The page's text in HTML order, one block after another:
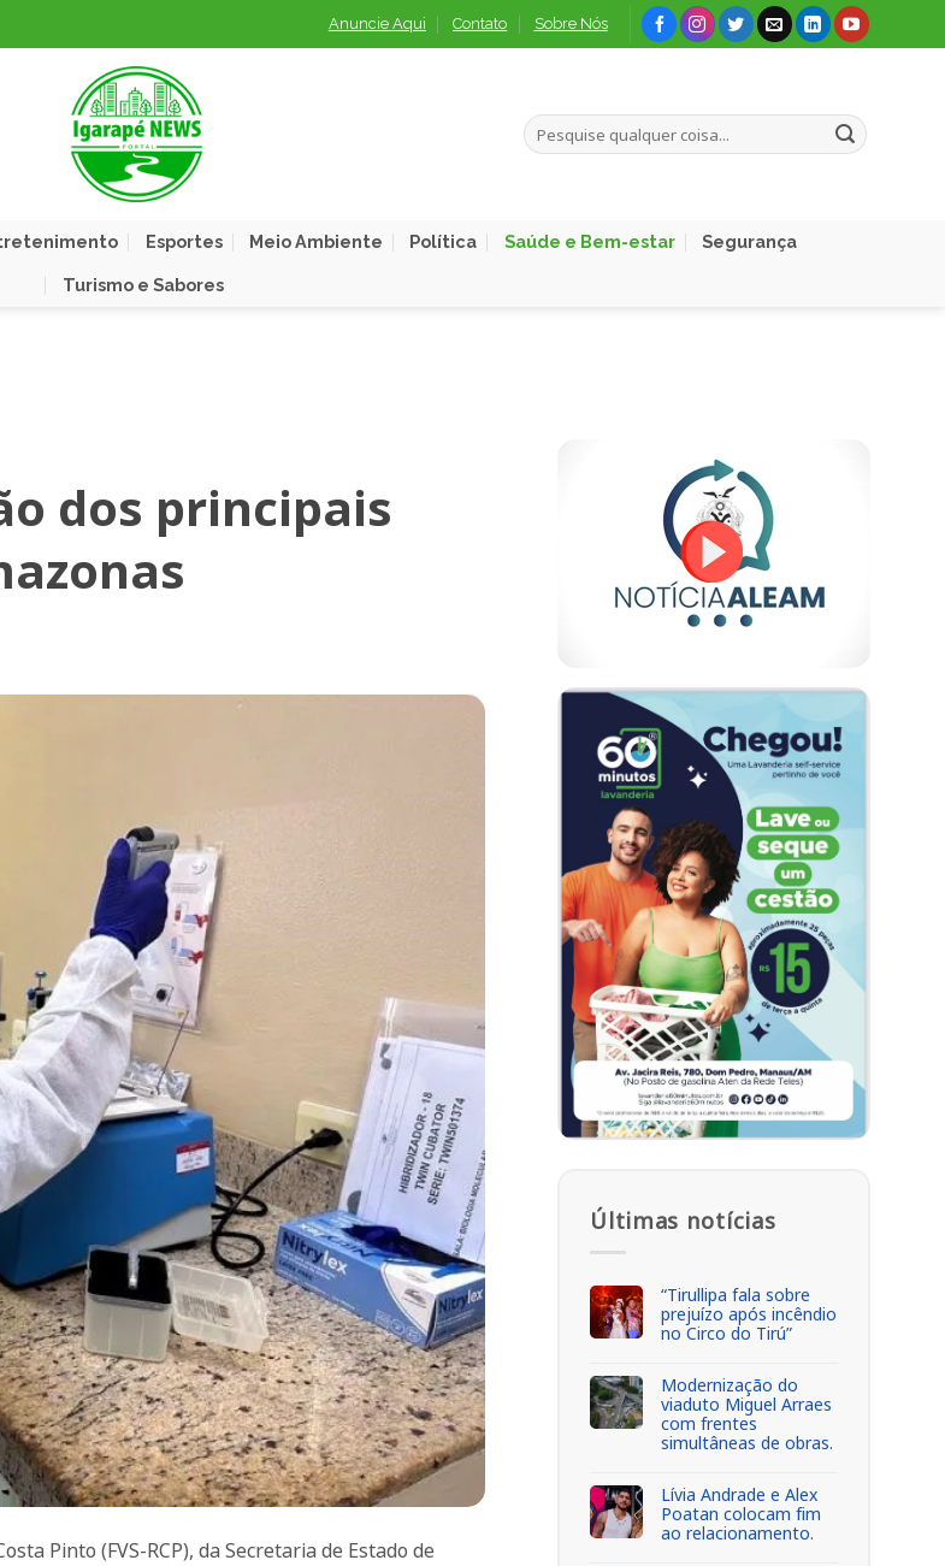
Anuncie Aqui Contato Sobre Nós
Esportes Meio Ambiente Política Saúde e Bem-estar Segurança
Turismo e Sabores
dos principais
Pinto (FVS-RCP), da Secretaria de Estado de
Últimas notícias
“Tirullipa fala sobre
prejuízo após incêndio
no Circo do Tirú”
Modernização do
viaduto Miguel Arraes
com frentes
simultâneas de obras.
Lívia Andrade e Alex
Poatan colocam fim
ao relacionamento.